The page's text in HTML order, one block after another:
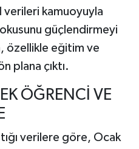
kamuoyuyla
güçlendirmeyi
özellikle eğitim ve
plana çıktı.
ÖĞRENCİ VE
verilere göre, Ocak